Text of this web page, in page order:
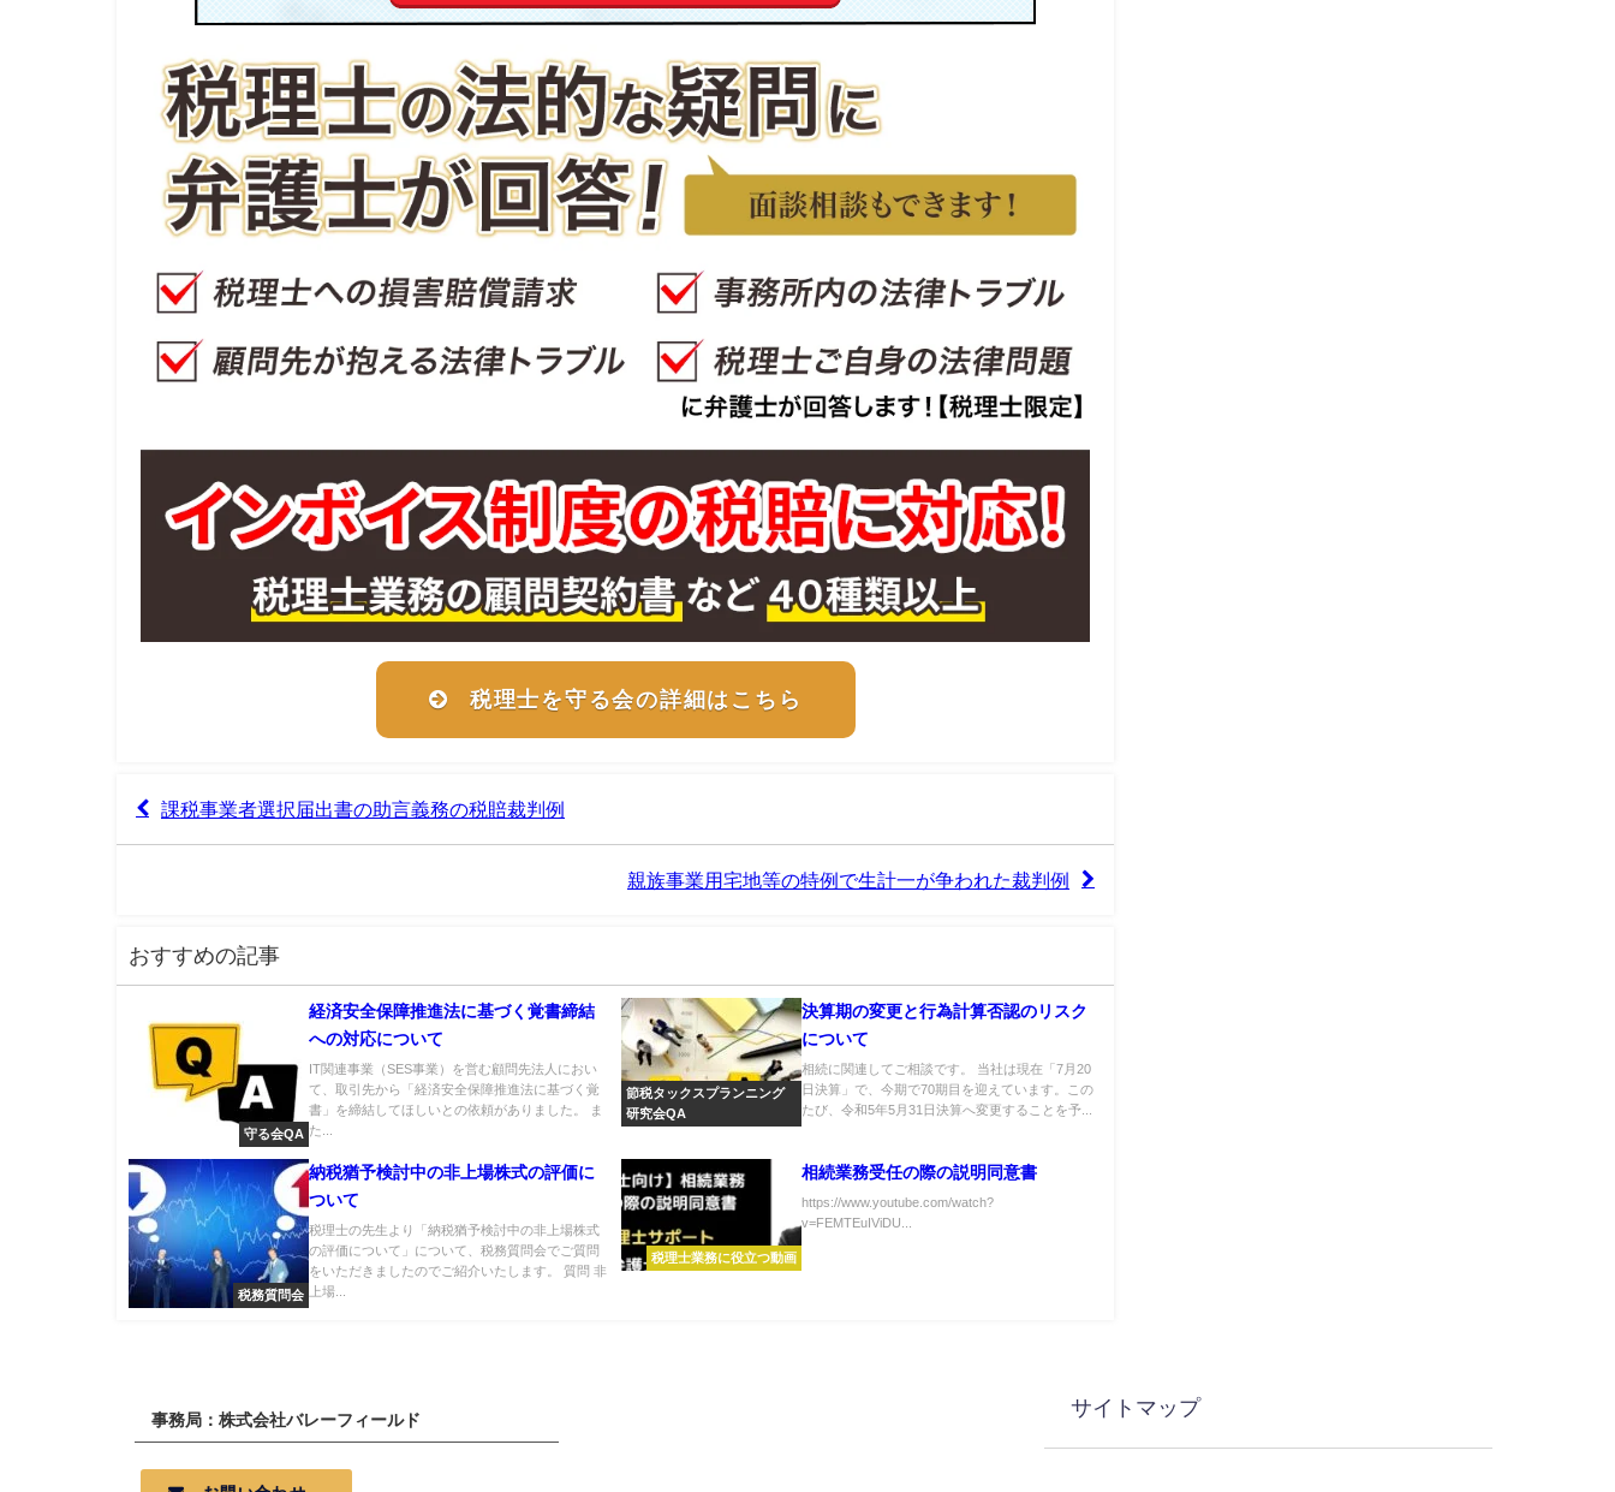
税理士を守る会の詳細はこちら
課税事業者選択届出書の助言義務の税賠裁判例
親族事業用宅地等の特例で生計一が争われた裁判例
おすすめの記事
守る会QA
経済安全保障推進法に基づく覚書締結
への対応について
IT関連事業（SES事業）を営む顧問先法人におい
て、取引先から「経済安全保障推進法に基づく覚
書」を締結してほしいとの依頼がありました。 ま
た...
節税タックスプランニング
研究会QA
決算期の変更と行為計算否認のリスク
について
相続に関連してご相談です。 当社は現在「7月20
日決算」で、今期で70期目を迎えています。この
たび、令和5年5月31日決算へ変更することを予...
税務質問会
納税猶予検討中の非上場株式の評価に
ついて
税理士の先生より「納税猶予検討中の非上場株式
の評価について」について、税務質問会でご質問
をいただきましたのでご紹介いたします。 質問 非
上場...
税理士業務に役立つ動画
相続業務受任の際の説明同意書
https://www.youtube.com/watch?
v=FEMTEuIViDU...
事務局：株式会社バレーフィールド
サイトマップ